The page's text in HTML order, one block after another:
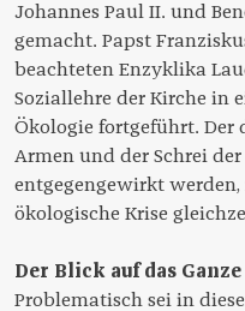
Johannes Paul II. und
gemacht. Papst
beachteten Enzyklika
Soziallehre der Kirche in
Ökologie fortgeführt. Der
Armen und der Schrei
entgegengewirkt
ökologische Krise
Der Blick auf das
Problematisch sei in